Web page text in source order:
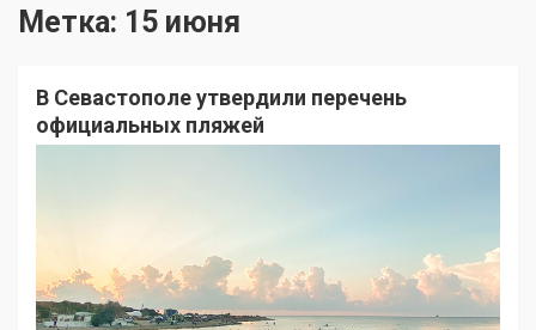
Метка: 15 июня
В Севастополе утвердили перечень
официальных пляжей